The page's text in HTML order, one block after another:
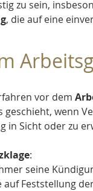
zu sein,
, die auf eine
vor dem
geschieht, wenn
in Sicht oder zu
:
seine
auf Feststellung